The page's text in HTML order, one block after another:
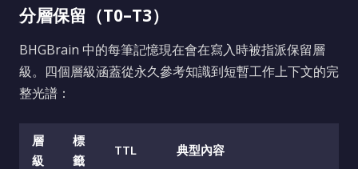
分層保留（T0–T3）
BHGBrain 中的每筆記憶現在會在寫入時被指派保留層
級。四個層級涵蓋從永久參考知識到短暫工作上下文的完
整光譜：
層
級
標
籤
TTL 典型內容